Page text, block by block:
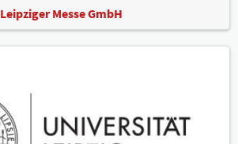
Leipziger Messe GmbH